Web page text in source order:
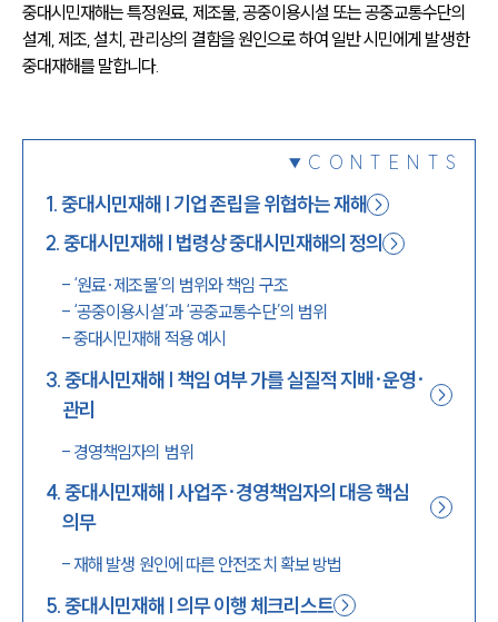
중대시민재해는 특정원료, 제조물, 공중이용시설 또는 공중교통수단의
설계, 제조, 설치, 관리상의 결함을 원인으로 하여 일반 시민에게 발생한
중대재해를 말합니다.
CONTENTS
1.중대시민재해 | 기업 존립을 위협하는 재해
2.중대시민재해 | 법령상 중대시민재해의 정의
- ‘원료·제조물’의 범위와 책임 구조
- ‘공중이용시설’과 ‘공중교통수단’의 범위
-중대시민재해 적용 예시
3.중대시민재해 | 책임 여부 가를 실질적 지배·운영·
관리
- 경영책임자의 범위
4.중대시민재해 | 사업주·경영책임자의 대응 핵심
의무
- 재해 발생 원인에 따른 안전조치 확보 방법
5.중대시민재해 | 의무 이행 체크리스트